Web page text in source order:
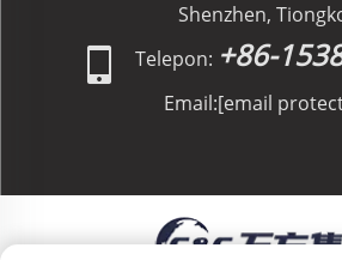
Shenzhen,
Telepon: +86-
Email:[email